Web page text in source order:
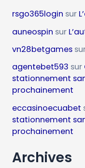
rsgo365login sur
auneospin sur
vn28betgames
agentebet593 sur
stationnement
prochainement
eccasinoecuabet
stationnement
prochainement
Archives